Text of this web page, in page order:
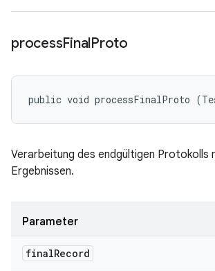
processFinalProto
public void processFinalProto
Verarbeitung des endgültigen Protokolls
Ergebnissen.
Parameter
finalRecord